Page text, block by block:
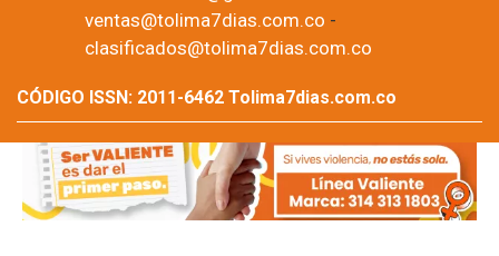
Los permisos para portar armas de fuego y armas traumáticas
quedaron suspendidos temporalmente en todo el
hasta las 11:59 de la noche del domingo 9 de agosto. La
como parte de las disposiciones de seguridad previstas para la
posesión presidencial correspondiente al periodo 2026-2030.